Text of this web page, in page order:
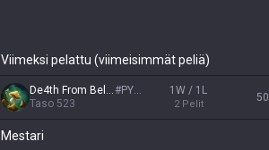
Viimeksi pelattu (viimeisimmät peliä)
De4th From Below#PYKE
Taso 523
1W / 1L
2 Pelit
50
Mestari